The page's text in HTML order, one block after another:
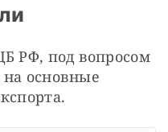
РФ, под вопросом
основные